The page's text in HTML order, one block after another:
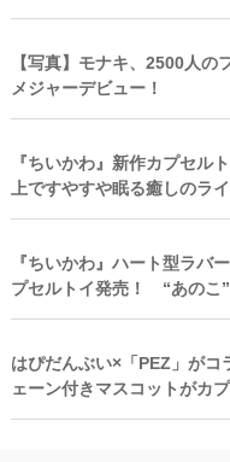
【写真】モナキ、2500人の
メジャーデビュー！
『ちいかわ』新作カプセ
上ですやすや眠る癒しのラ
『ちいかわ』ハート型ラバ
プセルトイ発売！ “あのこ
はぴだんぶい×「PEZ」が
ェーン付きマスコットがカ